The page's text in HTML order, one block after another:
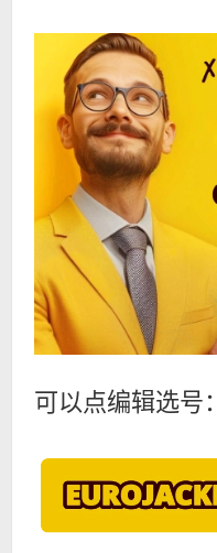
可以点编辑选号：